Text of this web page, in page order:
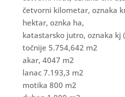
četvorni kilometar, oznaka
hektar, oznka ha,
katastarsko jutro, oznaka kj
točnije 5.754,642 m2
akar, 4047 m2
lanac 7.193,3 m2
motika 800 m2